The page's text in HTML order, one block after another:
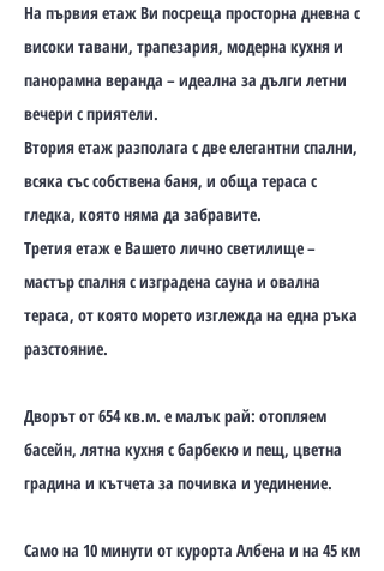
На първия етаж Ви посреща просторна дневна с
високи тавани, трапезария, модерна кухня и
панорамна веранда – идеална за дълги летни
вечери с приятели.
Втория етаж разполага с две елегантни спални,
всяка със собствена баня, и обща тераса с
гледка, която няма да забравите.
Третия етаж е Вашето лично светилище –
мастър спалня с изградена сауна и овална
тераса, от която морето изглежда на една ръка
разстояние.
Дворът от 654 кв.м. е малък рай: отопляем
басейн, лятна кухня с барбекю и пещ, цветна
градина и кътчета за почивка и уединение.
Само на 10 минути от курорта Албена и на 45 км